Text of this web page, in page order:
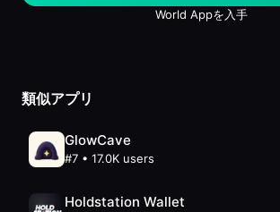
World Appを入手
類似アプリ
GlowCave
#7 • 17.0K users
Holdstation Wallet